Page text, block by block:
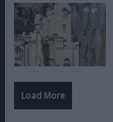
Load More